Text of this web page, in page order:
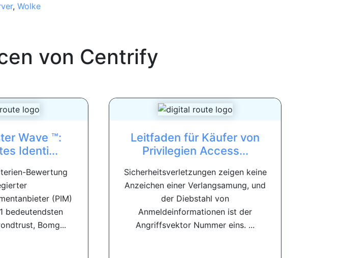
, Wolke
von Centrify
Wave ™:
Identi...
Bewertung
(PIM)
bedeutendsten
Bomg...
Leitfaden für Käufer von
Privilegien Access...
Sicherheitsverletzungen zeigen keine
Anzeichen einer Verlangsamung, und
der Diebstahl von
Anmeldeinformationen ist der
Angriffsvektor Nummer eins. ...